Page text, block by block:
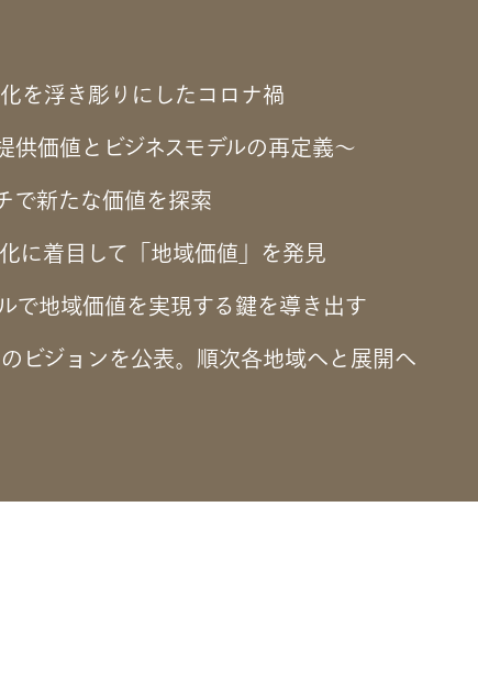
を浮き彫りにしたコロナ禍
価値とビジネスモデルの再定義〜
で新たな価値を探索
に着目して「地域価値」を発見
で地域価値を実現する鍵を導き出す
ビジョンを公表。順次各地域へと展開へ
はじめとする地域交通の維持が将来的に困難になる
面でも従来のマス向けビジネスモデルからの転換が